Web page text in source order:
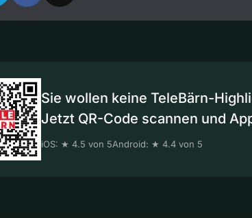
Sie wollen keine TeleBärn-
Jetzt QR-Code scannen und
iOS: ★ 4.5 von 5Android: ★ 4.4 von 5